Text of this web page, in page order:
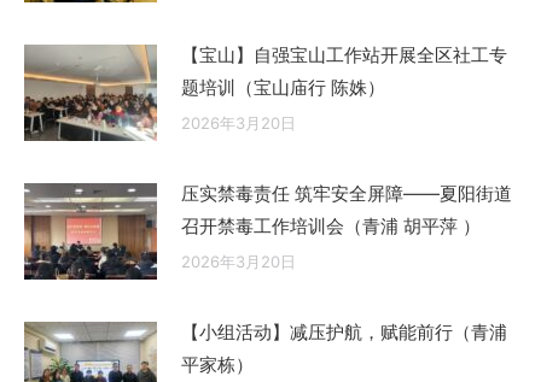
【宝山】自强宝山工作站开展全区社工专
题培训（宝山庙行 陈姝）
2026年3月20日
压实禁毒责任 筑牢安全屏障——夏阳街道
召开禁毒工作培训会（青浦 胡平萍 ）
2026年3月20日
【小组活动】减压护航，赋能前行（青浦
平家栋）